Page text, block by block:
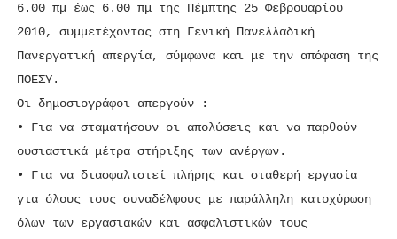
6.00 πμ έως 6.00 πμ της Πέμπτης 25 Φεβρουαρίου
2010, συμμετέχοντας στη Γενική Πανελλαδική
Πανεργατική απεργία, σύμφωνα και με την απόφαση της
ΠΟΕΣΥ.
Οι δημοσιογράφοι απεργούν :
• Για να σταματήσουν οι απολύσεις και να παρθούν
ουσιαστικά μέτρα στήριξης των ανέργων.
• Για να διασφαλιστεί πλήρης και σταθερή εργασία
για όλους τους συναδέλφους με παράλληλη κατοχύρωση
όλων των εργασιακών και ασφαλιστικών τους